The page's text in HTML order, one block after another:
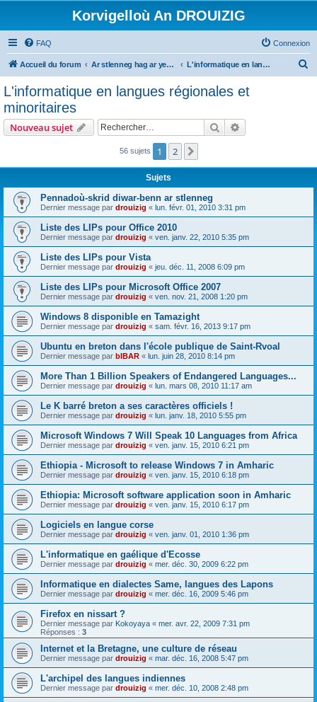
Korvigelloù An DROUIZIG
FAQ Connexion
Accueil du forum Ar stlenneg hag ar yezhoù bihan er bed a-bezh L'informatique en langues régionales et minoritaires
c
r
L'informatique en langues régionales et
minoritaires
Nouveau sujet Rechercher
56 sujets 1 2
Sujets
Pennadoù-skrid diwar-benn ar stlenneg
Dernier message par drouizig « lun. févr. 01, 2010 3:31 pm
Liste des LIPs pour Office 2010
Dernier message par drouizig « ven. janv. 22, 2010 5:35 pm
Liste des LIPs pour Vista
Dernier message par drouizig « jeu. déc. 11, 2008 6:09 pm
Liste des LIPs pour Microsoft Office 2007
Dernier message par drouizig « ven. nov. 21, 2008 1:20 pm
Windows 8 disponible en Tamazight
Dernier message par drouizig « sam. févr. 16, 2013 9:17 pm
Ubuntu en breton dans l'école publique de Saint-Rvoal
Dernier message par bIBAR « lun. juin 28, 2010 8:14 pm
More Than 1 Billion Speakers of Endangered Languages...
Dernier message par drouizig « lun. mars 08, 2010 11:17 am
Le K barré breton a ses caractères officiels !
Dernier message par drouizig « lun. janv. 18, 2010 5:55 pm
Microsoft Windows 7 Will Speak 10 Languages from Africa
Dernier message par drouizig « ven. janv. 15, 2010 6:21 pm
Ethiopia - Microsoft to release Windows 7 in Amharic
Dernier message par drouizig « ven. janv. 15, 2010 6:18 pm
Ethiopia: Microsoft software application soon in Amharic
Dernier message par drouizig « ven. janv. 15, 2010 6:17 pm
Logiciels en langue corse
Dernier message par drouizig « ven. janv. 01, 2010 1:36 pm
L'informatique en gaélique d'Ecosse
Dernier message par drouizig « mer. déc. 30, 2009 6:22 pm
Informatique en dialectes Same, langues des Lapons
Dernier message par drouizig « mer. déc. 16, 2009 5:46 pm
Firefox en nissart ?
Dernier message par Kokoyaya « mer. avr. 22, 2009 7:31 pm
Réponses : 3
Internet et la Bretagne, une culture de réseau
Dernier message par drouizig « mar. déc. 16, 2008 5:47 pm
L'archipel des langues indiennes
Dernier message par drouizig « mer. déc. 10, 2008 2:48 pm